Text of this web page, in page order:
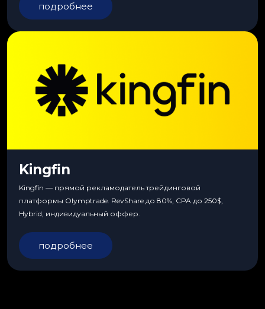
подробнее
Kingfin
Kingfin — прямой рекламодатель трейдинговой
платформы Olymptrade. RevShare до 80%, CPA до 250$,
Hybrid, индивидуальный оффер.
подробнее